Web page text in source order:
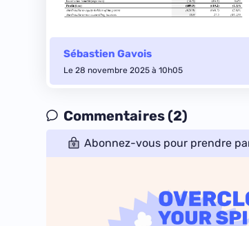
Sébastien Gavois
Le 28 novembre 2025 à 10h05
Commentaires (2)
Abonnez-vous pour prendre